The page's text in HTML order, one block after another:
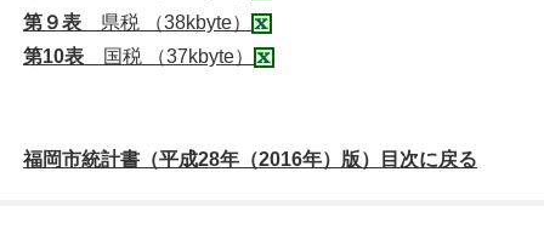
第９表 県税 （38kbyte）
第10表 国税 （37kbyte）
福岡市統計書（平成28年（2016年）版）目次に戻る